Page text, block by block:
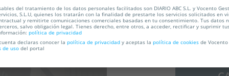
Bartók y Liszt.
64%
del tratamiento de los datos personales facilitados son DIARIO ABC S.L. y Vocento
S.L.U, quienes los tratarán con la finalidad de prestarte los servicios solicitados en
y remitirte comunicaciones comerciales basadas en tu consentimiento. Tus datos
salvo obligación legal. Tienes derecho, entre otros, a acceder, rectificar y suprimir
política de privacidad
declaras conocer la política de privacidad y aceptas la política de cookies de
de uso del portal